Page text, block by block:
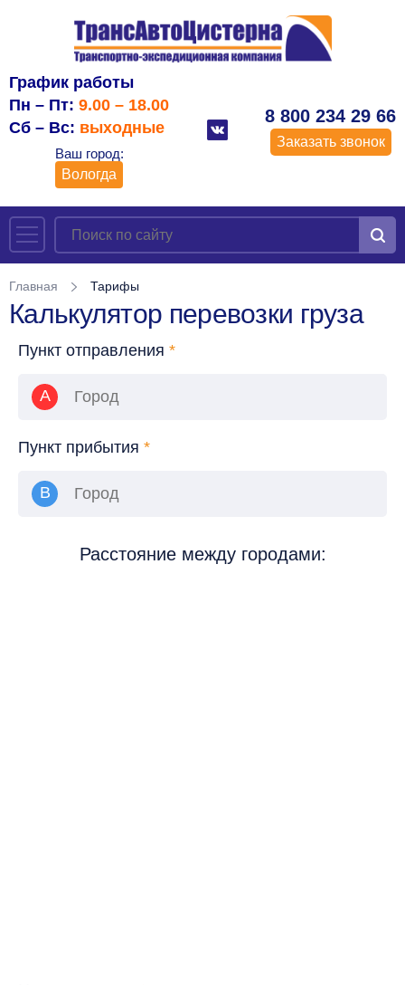
График работы
Пн – Пт: 9.00 – 18.00
Сб – Вс: выходные
Ваш город:
Вологда
8 800 234 29 66
Заказать звонок
Главная Тарифы
Калькулятор перевозки груза
Пункт отправления *
Пункт прибытия *
Расстояние между городами: